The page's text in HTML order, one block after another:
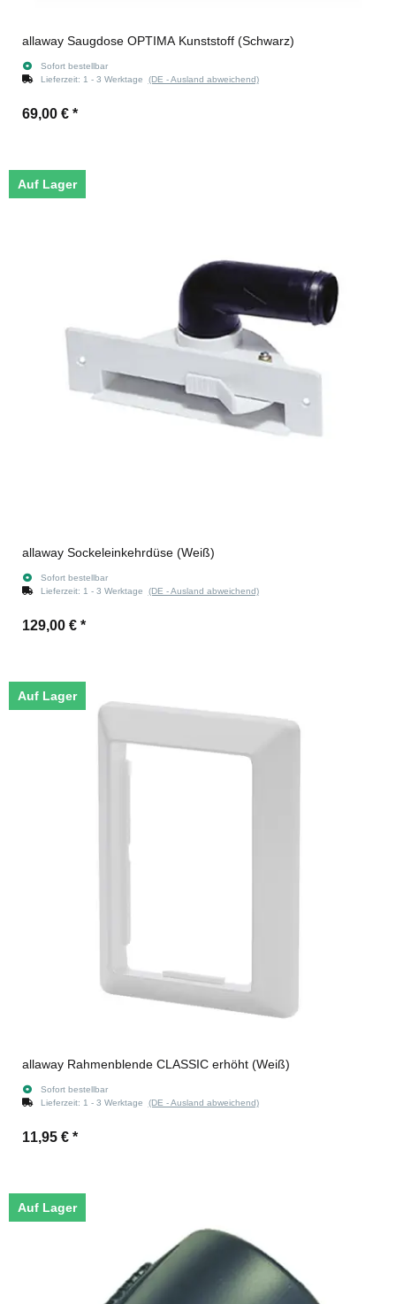
allaway Saugdose OPTIMA Kunststoff (Schwarz)
Sofort bestellbar
Lieferzeit: 1 - 3 Werktage (DE - Ausland abweichend)
69,00 € *
Auf Lager
allaway Sockeleinkehrdüse (Weiß)
Sofort bestellbar
Lieferzeit: 1 - 3 Werktage (DE - Ausland abweichend)
129,00 € *
Auf Lager
allaway Rahmenblende CLASSIC erhöht (Weiß)
Sofort bestellbar
Lieferzeit: 1 - 3 Werktage (DE - Ausland abweichend)
11,95 € *
Auf Lager